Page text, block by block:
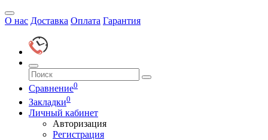
О нас Доставка Оплата Гарантия
Сравнение0
Закладки0
Личный кабинет
Авторизация
Регистрация